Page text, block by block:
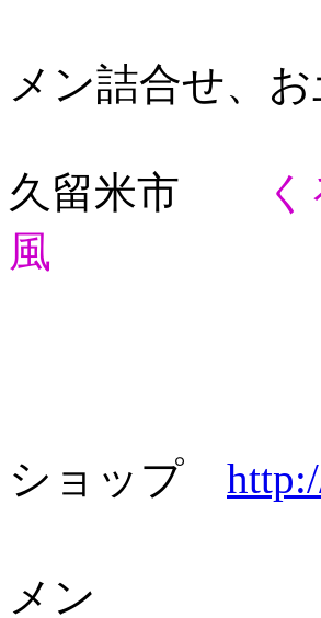
宅配ラー
メン詰合せ、
久留米市
風
久留米
ショップ
屋台仕込
メン